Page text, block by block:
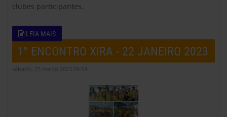
clubes participantes.
LEIA MAIS
1° ENCONTRO XIRA - 22 JANEIRO 2023
sábado, 25 março 2023 09:54